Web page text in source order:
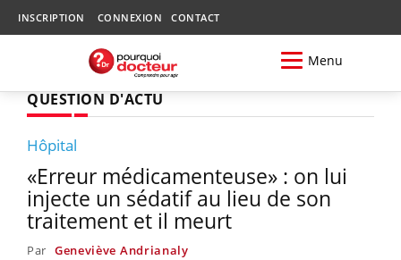
INSCRIPTION CONNEXION CONTACT
Menu
QUESTION D'ACTU
Hôpital
«Erreur médicamenteuse» : on lui
injecte un sédatif au lieu de son
traitement et il meurt
Par Geneviève Andrianaly